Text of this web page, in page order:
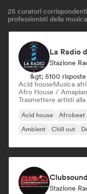
25 curatori
professionisti della
Stazione
&gt; 5100
Acid houseMusica
Afro House /
Trasmettere artisti
Acid house Afrobeat
Ambient
Chill out
Stazione